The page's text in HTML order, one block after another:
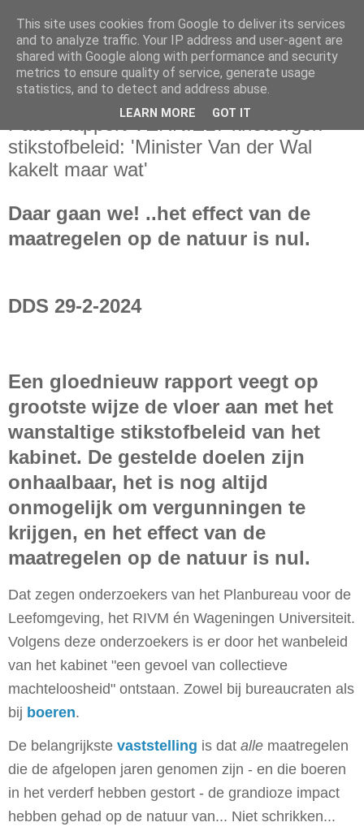
vrijdag 1 maart 2024
Pats! Rapport VERNIELT knettergek
stikstofbeleid: 'Minister Van der Wal
kakelt maar wat'
Daar gaan we! ..het effect van de
maatregelen op de natuur is nul.
DDS 29-2-2024
Een gloednieuw rapport veegt op
grootste wijze de vloer aan met het
wanstaltige stikstofbeleid van het
kabinet. De gestelde doelen zijn
onhaalbaar, het is nog altijd
onmogelijk om vergunningen te
krijgen, en het effect van de
maatregelen op de natuur is nul.
Dat zegen onderzoekers van het Planbureau voor de
Leefomgeving, het RIVM én Wageningen Universiteit.
Volgens deze onderzoekers is er door het wanbeleid
van het kabinet "een gevoel van collectieve
machteloosheid" ontstaan. Zowel bij bureaucraten als
bij boeren.
De belangrijkste vaststelling is dat alle maatregelen
die de afgelopen jaren genomen zijn - en die boeren
in het verderf hebben gestort - de grandioze impact
hebben gehad op de natuur van... Niet schrikken...
This site uses cookies from Google to deliver its services
and to analyze traffic. Your IP address and user-agent are
shared with Google along with performance and security
metrics to ensure quality of service, generate usage
statistics, and to detect and address abuse.
LEARN MORE GOT IT